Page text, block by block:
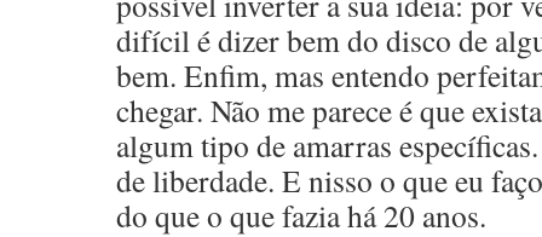
difícil é dizer bem do disco de
bem. Enfim, mas entendo
chegar. Não me parece é que
algum tipo de amarras
de liberdade. E nisso o que eu
do que o que fazia há 20 anos.